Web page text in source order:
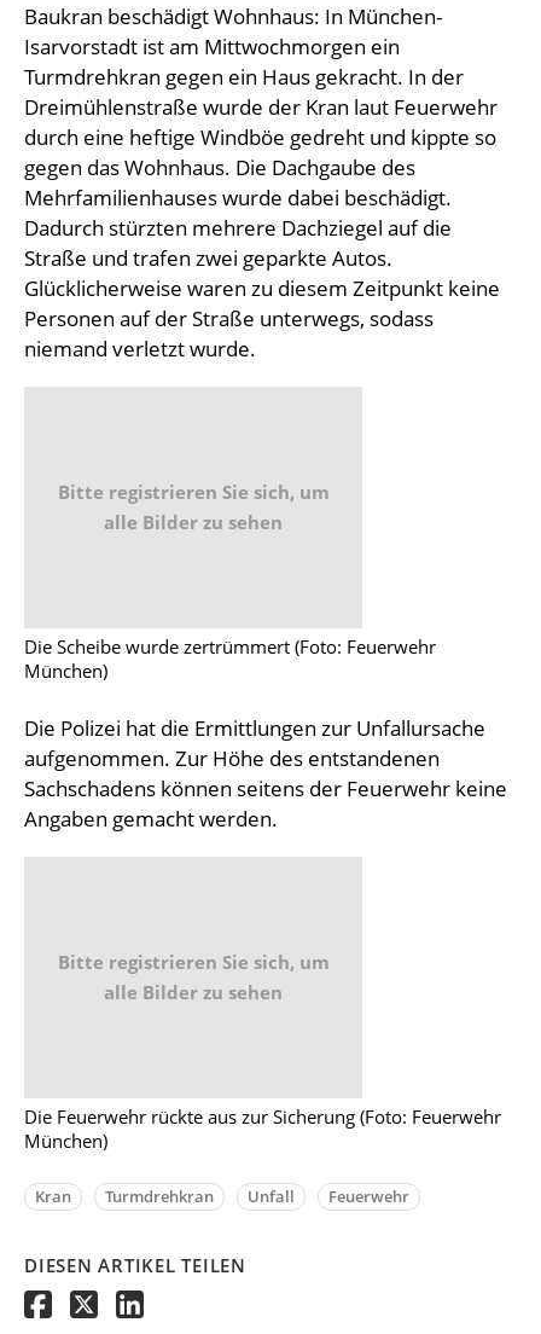
Baukran beschädigt Wohnhaus: In München-
Isarvorstadt ist am Mittwochmorgen ein
Turmdrehkran gegen ein Haus gekracht. In der
Dreimühlenstraße wurde der Kran laut Feuerwehr
durch eine heftige Windböe gedreht und kippte so
gegen das Wohnhaus. Die Dachgaube des
Mehrfamilienhauses wurde dabei beschädigt.
Dadurch stürzten mehrere Dachziegel auf die
Straße und trafen zwei geparkte Autos.
Glücklicherweise waren zu diesem Zeitpunkt keine
Personen auf der Straße unterwegs, sodass
niemand verletzt wurde.
Bitte registrieren Sie sich, um
alle Bilder zu sehen
Die Scheibe wurde zertrümmert (Foto: Feuerwehr
München)
Die Polizei hat die Ermittlungen zur Unfallursache
aufgenommen. Zur Höhe des entstandenen
Sachschadens können seitens der Feuerwehr keine
Angaben gemacht werden.
Bitte registrieren Sie sich, um
alle Bilder zu sehen
Die Feuerwehr rückte aus zur Sicherung (Foto: Feuerwehr
München)
Kran Turmdrehkran Unfall Feuerwehr
DIESEN ARTIKEL TEILEN